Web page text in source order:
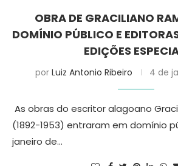
OBRA DE GRACILIANO
DOMÍNIO PÚBLICO E
EDIÇÕES
por Luiz Antonio Ribeiro 4 de
As obras do escritor alagoano
(1892-1953) entraram em domínio
janeiro de…